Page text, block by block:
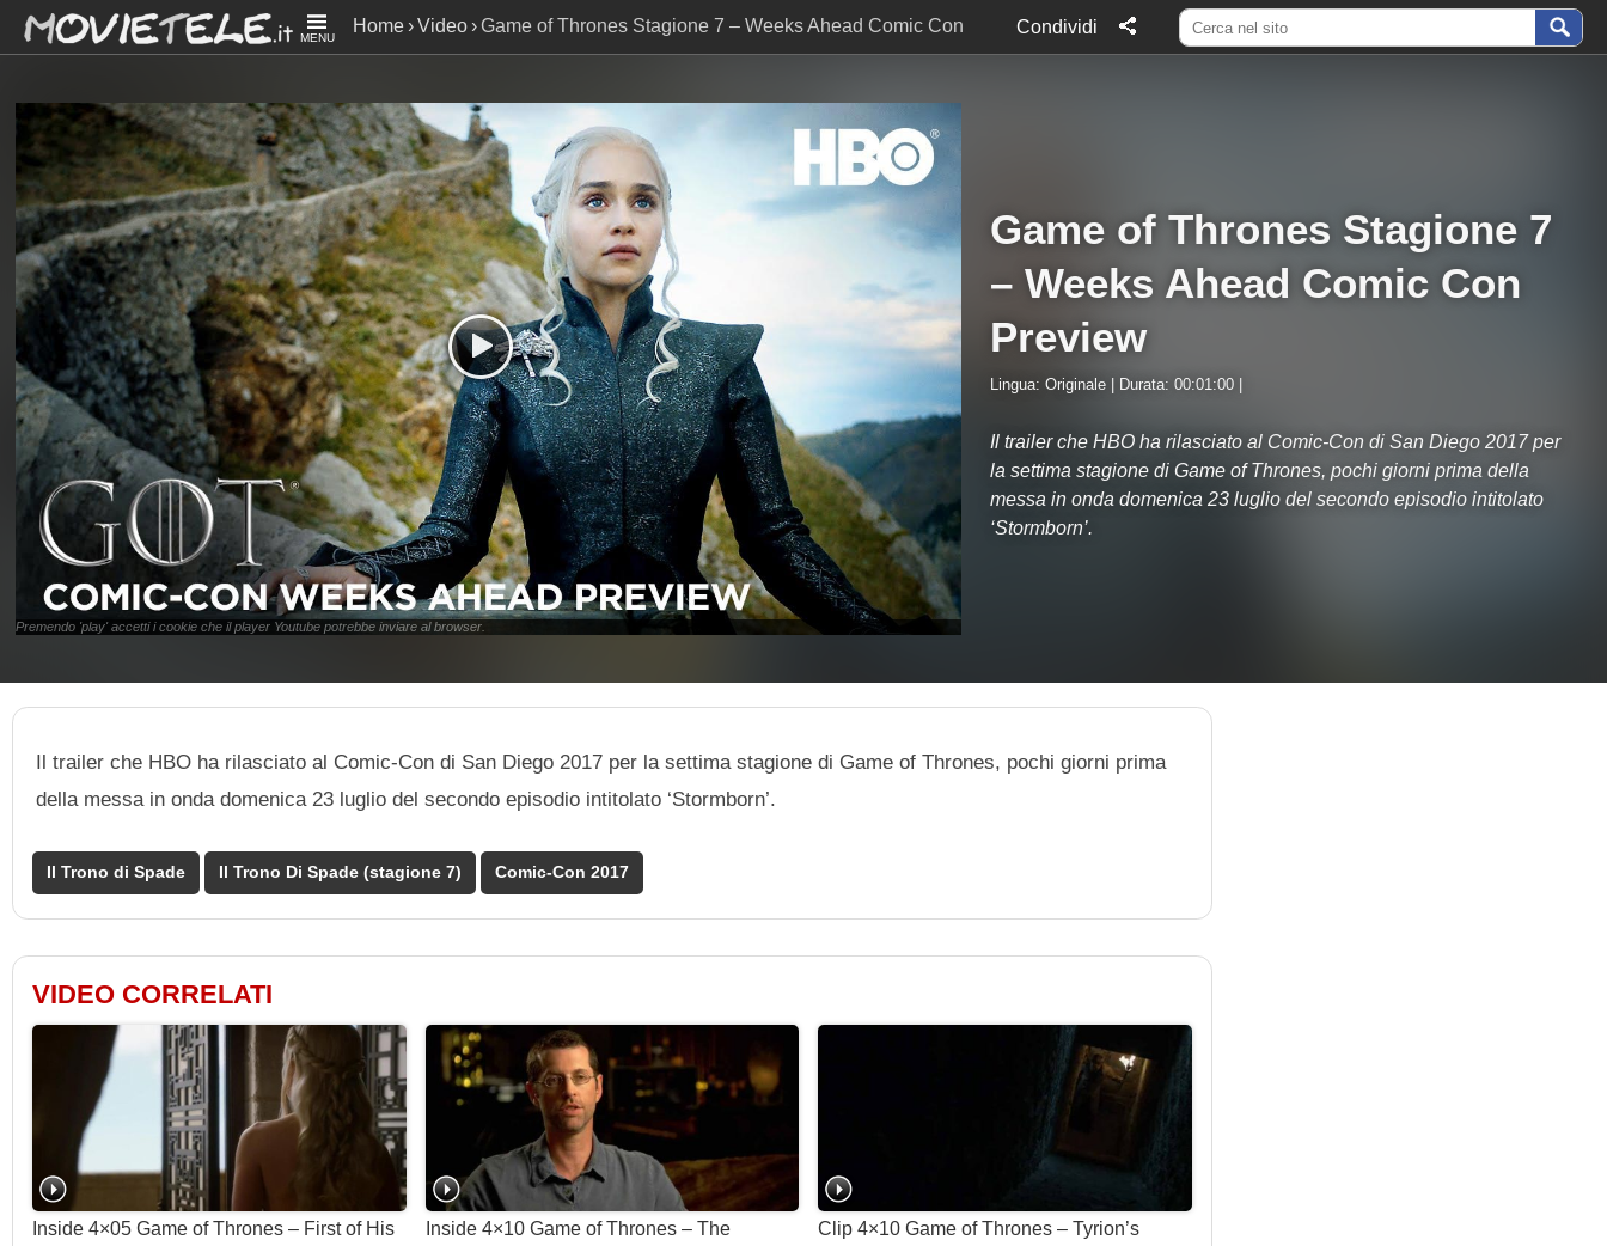
MENU
Home Video
Game of Thrones Stagione 7 – Weeks Ahead Comic Con
Preview
Condividi
Premendo 'play' accetti i cookie che il player Youtube potrebbe inviare al browser.
Game of Thrones Stagione 7
– Weeks Ahead Comic Con
Preview
Lingua: Originale | Durata: 00:01:00 |
Il trailer che HBO ha rilasciato al Comic-Con di San Diego 2017 per
la settima stagione di Game of Thrones, pochi giorni prima della
messa in onda domenica 23 luglio del secondo episodio intitolato
‘Stormborn’.
Il trailer che HBO ha rilasciato al Comic-Con di San Diego 2017 per la settima stagione di Game of Thrones, pochi giorni prima
della messa in onda domenica 23 luglio del secondo episodio intitolato ‘Stormborn’.
Il Trono di Spade Il Trono Di Spade (stagione 7) Comic-Con 2017
VIDEO CORRELATI
Inside 4×05 Game of Thrones – First of His
Inside 4×10 Game of Thrones – The
Clip 4×10 Game of Thrones – Tyrion’s